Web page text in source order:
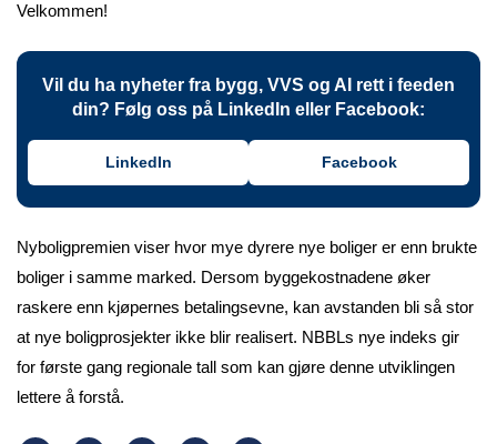
Velkommen!
Vil du ha nyheter fra bygg, VVS og AI rett i feeden
din? Følg oss på LinkedIn eller Facebook:
LinkedIn Facebook
Nyboligpremien viser hvor mye dyrere nye boliger er enn brukte
boliger i samme marked. Dersom byggekostnadene øker
raskere enn kjøpernes betalingsevne, kan avstanden bli så stor
at nye boligprosjekter ikke blir realisert. NBBLs nye indeks gir
for første gang regionale tall som kan gjøre denne utviklingen
lettere å forstå.